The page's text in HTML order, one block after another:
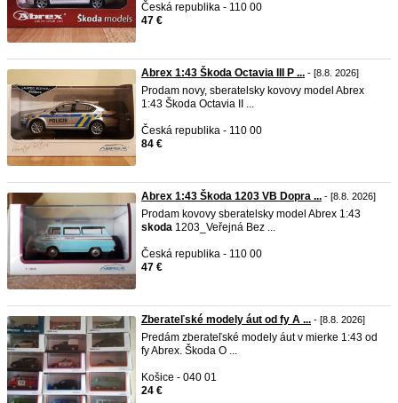
Česká republika - 110 00
47 €
Abrex 1:43 Škoda Octavia III P ... - [8.8. 2026]
Prodam novy, sberatelsky kovovy model Abrex
1:43 Škoda Octavia II ...
Česká republika - 110 00
84 €
Abrex 1:43 Škoda 1203 VB Dopra ... - [8.8. 2026]
Prodam kovovy sberatelsky model Abrex 1:43
skoda 1203_Veřejná Bez ...
Česká republika - 110 00
47 €
Zberateľské modely áut od fy A ... - [8.8. 2026]
Predám zberateľské modely áut v mierke 1:43 od
fy Abrex. Škoda O ...
Košice - 040 01
24 €